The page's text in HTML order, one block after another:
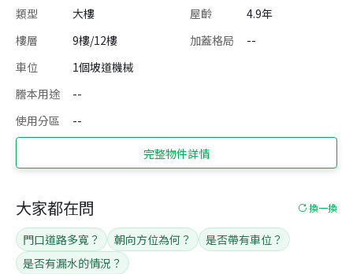
類型 大樓 屋齡
4.9年
樓層
9樓/12樓 加蓋格局
--
車位
1個坡道機械
謄本用途
--
使用分區
--
完整物件詳情
大家都在問 換一換
門口道路多寬？ 朝向方位為何？
是否帶有車位？
是否有漏水的情況？